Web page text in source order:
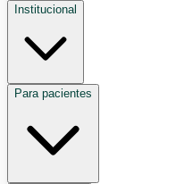
Institucional
Para pacientes